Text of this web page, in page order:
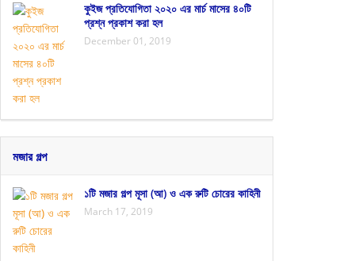
কুইজ প্রতিযোগিতা ২০২০ এর মার্চ মাসের ৪০টি
প্রশ্ন প্রকাশ করা হল
December 01, 2019
মজার গল্প
১টি মজার গল্প মূসা (আ) ও এক রুটি চোরের কাহিনী
March 17, 2019